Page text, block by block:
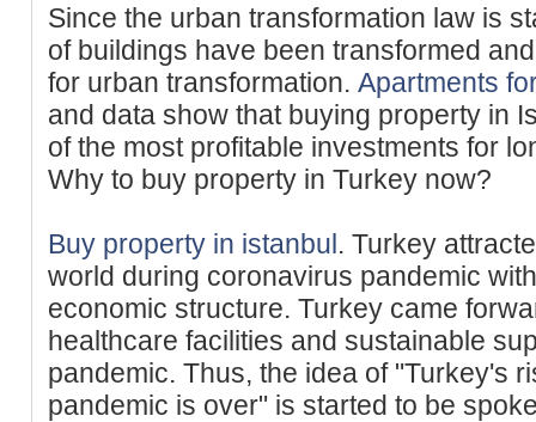
Since the urban transformation law is
of buildings have been transformed
for urban transformation. Apartments
and data show that buying property in
of the most profitable investments for
Why to buy property in Turkey now?
Buy property in istanbul. Turkey
world during coronavirus pandemic
economic structure. Turkey came
healthcare facilities and sustainable
pandemic. Thus, the idea of "Turkey's
pandemic is over" is started to be